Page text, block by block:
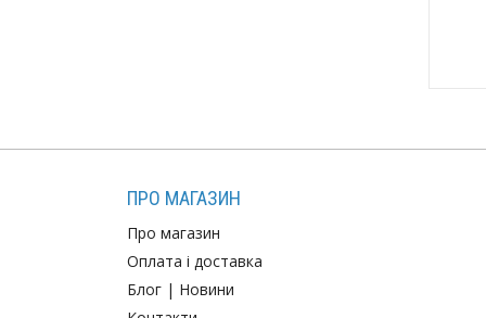
ПРО МАГАЗИН
Про магазин
Оплата і доставка
Блог | Новини